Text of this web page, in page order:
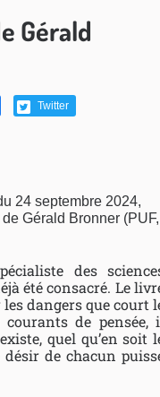
Gérald
Twitter
24 septembre 2024,
Gérald Bronner (PUF,
des
été consacré. Le
dangers que court
de pensée,
quel qu’en soit
désir de chacun